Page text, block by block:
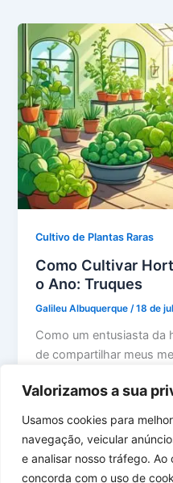
Valorizamos a sua
Usamos cookies para
navegação, veicular
e analisar nosso tráfego. Ao
concorda com o uso de
Cultivo de Plantas Raras
Como Cultivar
o Ano: Truques
Galileu Albuquerque /18 de
Como um entusiasta da
de compartilhar meus